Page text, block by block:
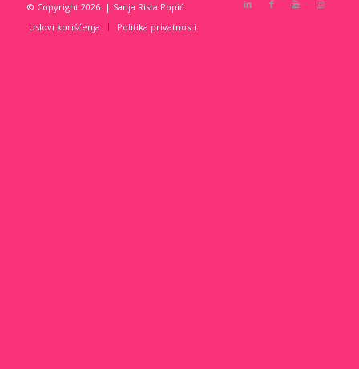
© Copyright 2026. | Sanja Rista Popić
Uslovi korišćenja
Politika privatnosti